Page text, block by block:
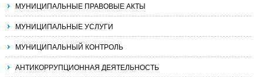
МУНИЦИПАЛЬНЫЕ ПРАВОВЫЕ АКТЫ
МУНИЦИПАЛЬНЫЕ УСЛУГИ
МУНИЦИПАЛЬНЫЙ КОНТРОЛЬ
АНТИКОРРУПЦИОННАЯ ДЕЯТЕЛЬНОСТЬ